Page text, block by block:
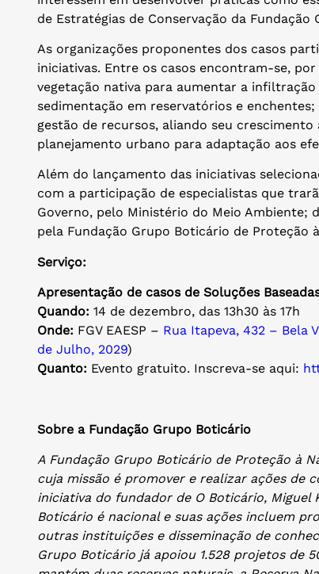
de Estratégias de Conservação da
As organizações proponentes dos casos
iniciativas. Entre os casos encontram-se,
vegetação nativa para aumentar a
sedimentação em reservatórios e
gestão de recursos, aliando seu
planejamento urbano para adaptação aos
Além do lançamento das iniciativas
com a participação de especialistas que
Governo, pelo Ministério do Meio Ambiente;
pela Fundação Grupo Boticário de Proteção
Serviço:
Apresentação de casos de Soluções
Quando: 14 de dezembro, das 13h30 às 17h
Onde: FGV EAESP – Rua Itapeva, 432 – Bela
de Julho, 2029)
Quanto: Evento gratuito. Inscreva-se aqui:
Sobre a Fundação Grupo Boticário
A Fundação Grupo Boticário de Proteção à
cuja missão é promover e realizar ações de
iniciativa do fundador de O Boticário, Miguel
Boticário é nacional e suas ações incluem
outras instituições e disseminação de
Grupo Boticário já apoiou 1.528 projetos de